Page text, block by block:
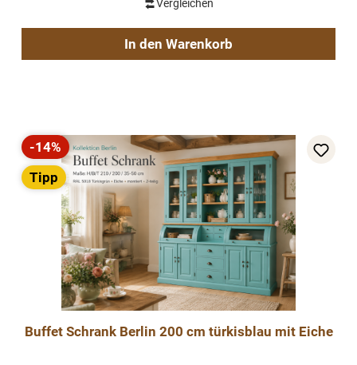
Vergleichen
In den Warenkorb
Rabatt
-14%
Tipp
Buffet Schrank Berlin 200 cm türkisblau mit Eiche